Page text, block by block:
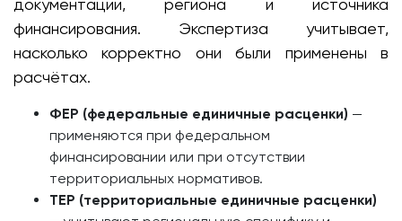
документации, региона и источника
финансирования. Экспертиза учитывает,
насколько корректно они были применены в
расчётах.
ФЕР (федеральные единичные расценки) —
применяются при федеральном
финансировании или при отсутствии
территориальных нормативов.
ТЕР (территориальные единичные расценки)